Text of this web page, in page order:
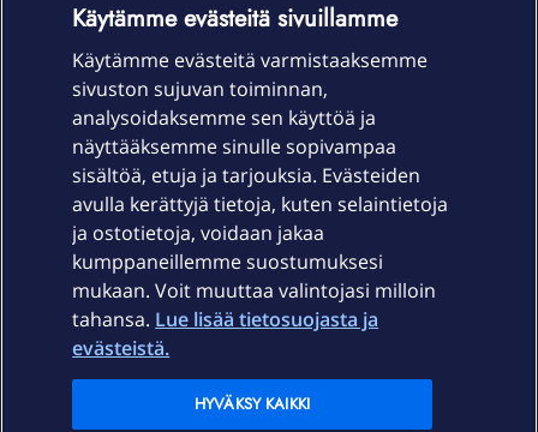
Laitteet & liittymät
Palvelut
Ajankohtaista
Elisa Oyj
Käytämme evästeitä sivuillamme
Käytämme evästeitä varmistaaksemme
sivuston sujuvan toiminnan,
analysoidaksemme sen käyttöä ja
näyttääksemme sinulle sopivampaa
sisältöä, etuja ja tarjouksia. Evästeiden
avulla kerättyjä tietoja, kuten selaintietoja
ja ostotietoja, voidaan jakaa
kumppaneillemme suostumuksesi
mukaan. Voit muuttaa valintojasi milloin
tahansa. Lue lisää tietosuojasta ja
evästeistä.
HYVÄKSY KAIKKI